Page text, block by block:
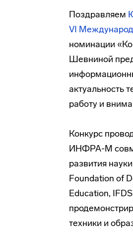
Поздравляем
VI
номинации
Шевниной
актуальность
работу и
Конкурс
ИНФРА-М
развития
Foundation of
Education,
техники и